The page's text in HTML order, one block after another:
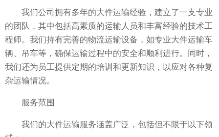
我们公司拥有多年的大件运输经验，建立了一支专业
的团队，其中包括高素质的运输人员和丰富经验的技术工
程师。我们持有完善的物流运输设备，如专业大件运输车
辆、吊车等，确保运输过程中的安全和顺利进行。同时，
我们还为员工提供定期的培训和更新知识，以应对各种复
杂运输情况。
服务范围
我们的大件运输服务涵盖广泛，包括但不限于以下领